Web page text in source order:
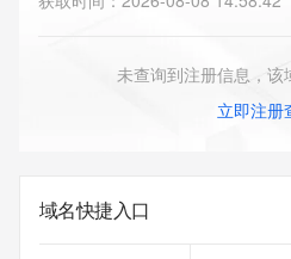
未查询到注册信息，该
立即注册
域名快捷入口